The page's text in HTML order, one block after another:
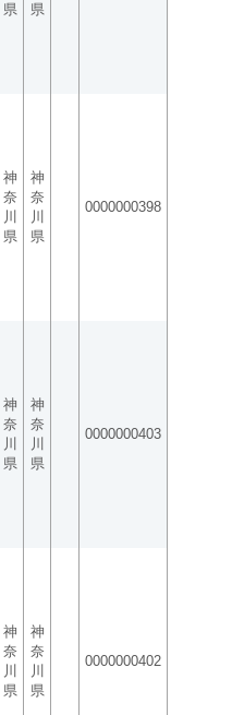
県
県
神
奈
川
県
神
奈
川
県
0000000398
神
奈
川
県
神
奈
川
県
0000000403
神
奈
川
県
神
奈
川
県
0000000402